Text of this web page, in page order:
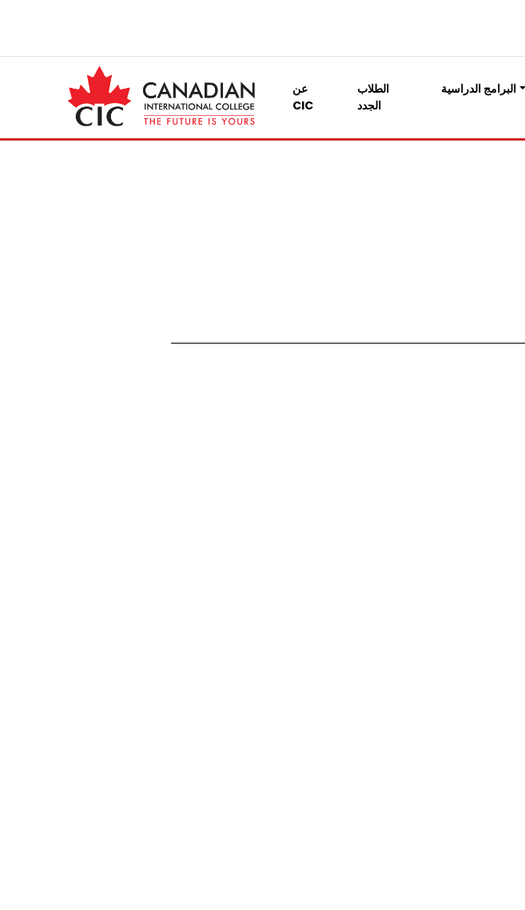
عن
CIC
الطلاب
الجدد
البرامج الدراسية